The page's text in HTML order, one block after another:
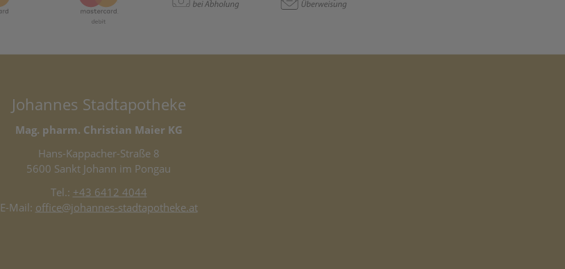
Johannes Stadtapotheke
Mag. pharm. Christian Maier KG
Hans-Kappacher-Straße 8
5600 Sankt Johann im Pongau
Tel.: +43 6412 4044
E-Mail: office@johannes-stadtapotheke.at